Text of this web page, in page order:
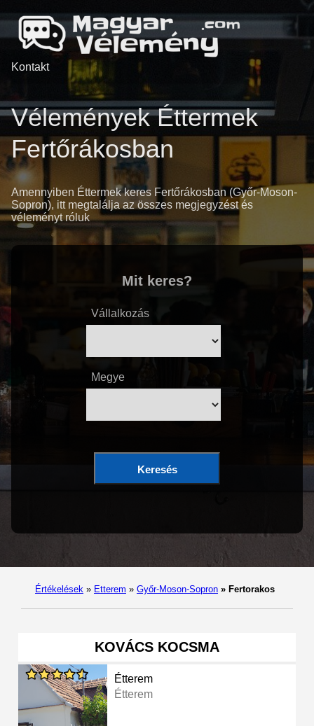
Kontakt
Vélemények Éttermek
Fertőrákosban
Amennyiben Éttermek keres Fertőrákosban (Győr-Moson-
Sopron), itt megtalálja az összes megjegyzést és
véleményt róluk
Mit keres?
Vállalkozás
Megye
Keresés
Értékelések » Etterem » Győr-Moson-Sopron » Fertorakos
KOVÁCS KOCSMA
Étterem
Étterem